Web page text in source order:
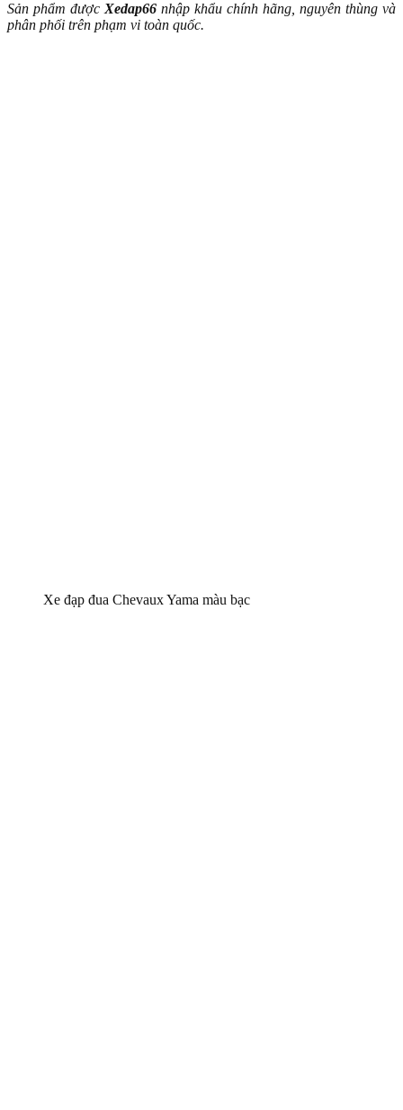
Sản phẩm đượcXedap66 nhập khẩu chính hãng, nguyên thùng và
phân phối trên phạm vi toàn quốc.
Xe đạp đua Chevaux Yama màu bạc